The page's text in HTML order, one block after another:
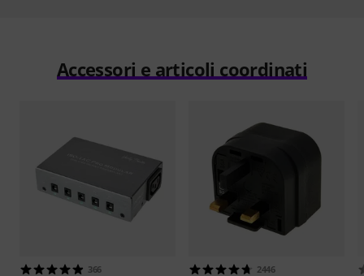
Accessori e articoli coordinati
366 2446